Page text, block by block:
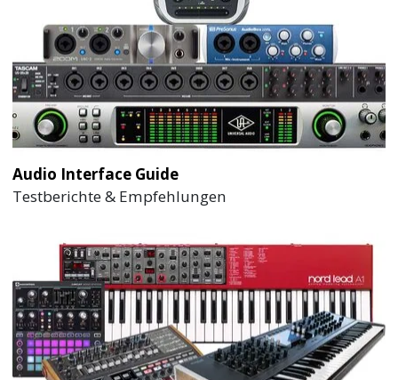
Audio Interface Guide
Testberichte & Empfehlungen